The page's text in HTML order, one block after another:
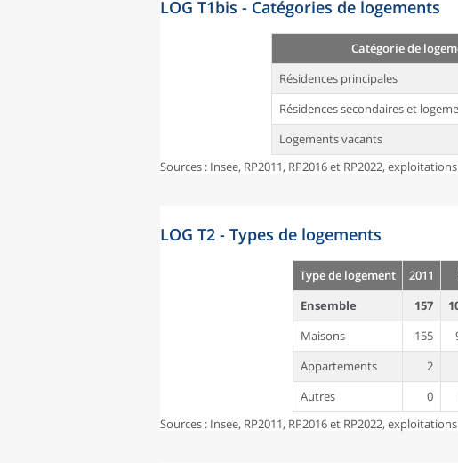
LOG T1bis - Catégories de logements
Catégorie de
Résidences principales
Résidences secondaires et
Logements vacants
Sources : Insee, RP2011, RP2016 et RP2022,
LOG T2 - Types de logements
Type de logement 2011
Ensemble
157
Maisons
155
Appartements
2
Autres
0
Sources : Insee, RP2011, RP2016 et RP2022,